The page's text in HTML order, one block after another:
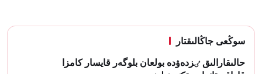
سوڭعى جاڭالىقتار
حالىقارالىق ٸزدەۋدە بولعان بلوگەر قايسار كامزا